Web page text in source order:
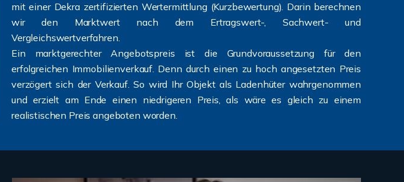
mit einer Dekra zertifizierten Wertermittlung (Kurzbewertung). Darin berechnen
wir den Marktwert nach dem Ertragswert-, Sachwert- und
Vergleichswertverfahren.
Ein marktgerechter Angebotspreis ist die Grundvoraussetzung für den
erfolgreichen Immobilienverkauf. Denn durch einen zu hoch angesetzten Preis
verzögert sich der Verkauf. So wird Ihr Objekt als Ladenhüter wahrgenommen
und erzielt am Ende einen niedrigeren Preis, als wäre es gleich zu einem
realistischen Preis angeboten worden.